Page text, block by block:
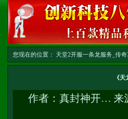
您现在的位置： 天堂2开服一条龙服务_传
《
作者： 真封神开… 来